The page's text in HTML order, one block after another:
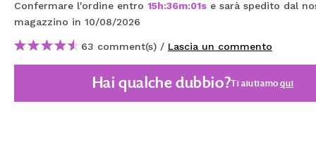
MAQUIFARMA
KOREA ZONE
TRAVEL SIZE
NATURE
Confermare l'ordine entro 15h:35m:59s e sarà spedito dal
magazzino in 10/08/2026
63 comment(s) / Lascia un commento
Hai qualche dubbio?Ti aiutiamoqui